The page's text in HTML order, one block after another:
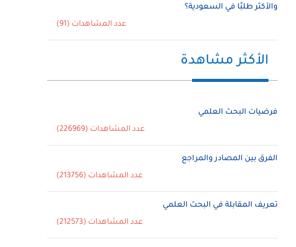
والأكثر طلبًا في السعودية؟
عدد المشاهدات (91)
الأكثر مشاهدة
فرضيات البحث العلمي
عدد المشاهدات (226969)
الفرق بين المصادر والمراجع
عدد المشاهدات (213756)
تعريف المقابلة في البحث العلمي
عدد المشاهدات (212573)